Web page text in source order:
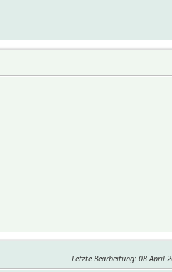
Letzte Bearbeitung: 08 April